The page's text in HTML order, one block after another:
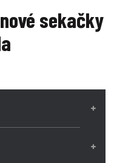
sekačky